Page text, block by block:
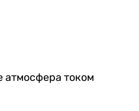
атмосфера током